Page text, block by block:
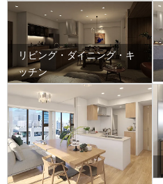
リビング・ダイニング・キ
ッチン